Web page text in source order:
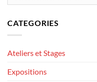
CATEGORIES
Ateliers et Stages
Expositions